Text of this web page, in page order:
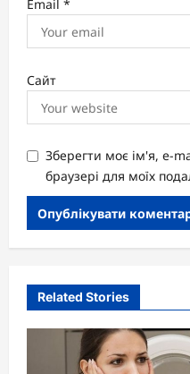
Email *
Сайт
Зберегти моє ім'я, e-
браузері для моїх
Related Stories